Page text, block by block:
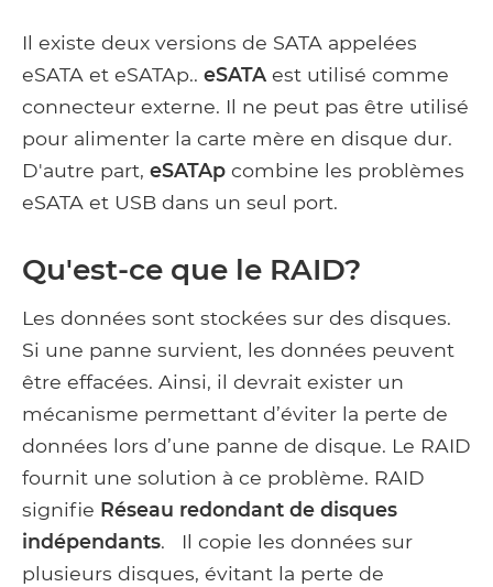
Il existe deux versions de SATA appelées
eSATA et eSATAp.. eSATA est utilisé comme
connecteur externe. Il ne peut pas être utilisé
pour alimenter la carte mère en disque dur.
D'autre part, eSATAp combine les problèmes
eSATA et USB dans un seul port.
Qu'est-ce que le RAID?
Les données sont stockées sur des disques.
Si une panne survient, les données peuvent
être effacées. Ainsi, il devrait exister un
mécanisme permettant d’éviter la perte de
données lors d’une panne de disque. Le RAID
fournit une solution à ce problème. RAID
signifie Réseau redondant de disques
indépendants. Il copie les données sur
plusieurs disques, évitant la perte de